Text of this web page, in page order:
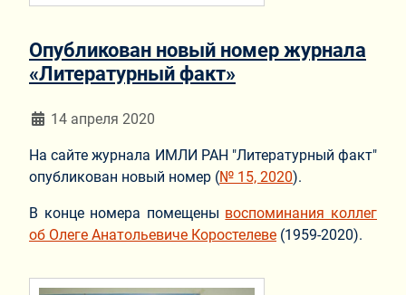
Опубликован новый номер журнала
«Литературный факт»
Информация о материале
14 апреля 2020
На сайте журнала ИМЛИ РАН "Литературный факт"
опубликован новый номер (№ 15, 2020).
В конце номера помещены воспоминания коллег
об Олеге Анатольевиче Коростелеве (1959-2020).